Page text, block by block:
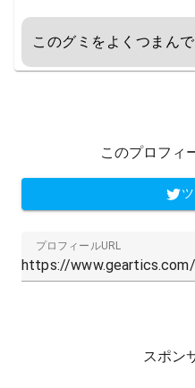
このグミをよくつまんで
このプロフィ
プロフィールURL
スポン